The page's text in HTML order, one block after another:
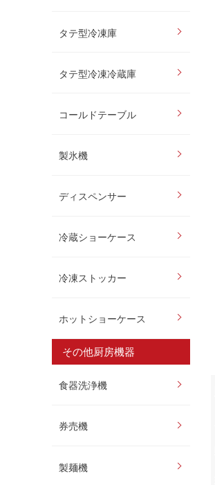
タテ型冷凍庫
タテ型冷凍冷蔵庫
コールドテーブル
製氷機
ディスペンサー
冷蔵ショーケース
冷凍ストッカー
ホットショーケース
その他厨房機器
食器洗浄機
券売機
製麺機